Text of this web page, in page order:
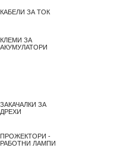
КАБЕЛИ ЗА ТОК
КЛЕМИ ЗА
АКУМУЛАТОРИ
ЗАКАЧАЛКИ ЗА
ДРЕХИ
ПРОЖЕКТОРИ -
РАБОТНИ ЛАМПИ